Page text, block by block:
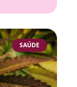
SAÚDE